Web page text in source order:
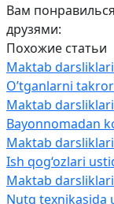
Вам
друзями:
Похожие статьи
Maktab darsliklari
O’tganlarni
Maktab darsliklari
Bayonnomadan
Maktab darsliklari
Ish qog‘ozlari
Maktab darsliklari
Nutq texnikasida